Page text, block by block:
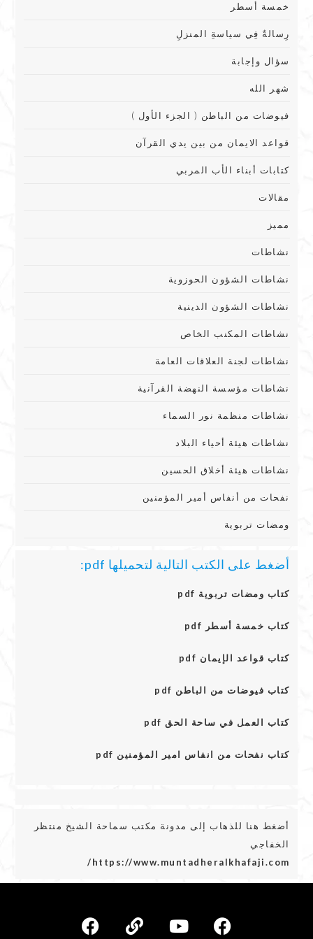
خمسة أسطر
رِسالةٌ فِي سياسةِ المنزلِ
سؤال وإجابة
شهر الله
فيوضات من الباطن ( الجزء الأول )
قواعد الايمان من بين يدي القرآن
كتابات أبناء الأب المربي
مقالات
مميز
نشاطات
نشاطات الشؤون الحوزوية
نشاطات الشؤون الدينية
نشاطات المكنب الخاص
نشاطات لجنة العلاقات العامة
نشاطات مؤسسة النهضة القرآنية
نشاطات منظمة نور السماء
نشاطات هيئة أحياء البلاد
نشاطات هيئة أخلاق الحسين
نفحات من أنفاس أمير المؤمنين
ومضات تربوية
أضغط على الكتب التالية لتحميلها pdf:
كتاب ومضات تربوية pdf
كتاب خمسة أسطر pdf
كتاب قواعد الإيمان pdf
كتاب فيوضات من الباطن pdf
كتاب العمل في ساحة الحق pdf
كتاب نفحات من انفاس امير المؤمنين pdf
أضغط هنا للذهاب إلى مدونة مكتب سماحة الشيخ منتظر
الخفاجي
https://www.muntadheralkhafaji.com/